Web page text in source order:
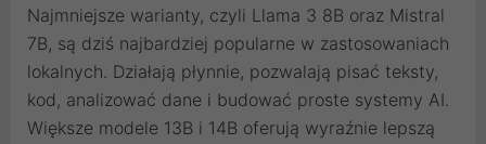
Najmniejsze warianty, czyli Llama 3 8B oraz Mistral
7B, są dziś najbardziej popularne w zastosowaniach
lokalnych. Działają płynnie, pozwalają pisać teksty,
kod, analizować dane i budować proste systemy AI.
Większe modele 13B i 14B oferują wyraźnie lepszą